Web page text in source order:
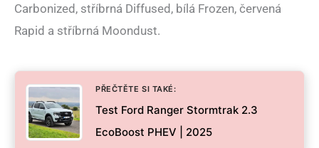
Carbonized, stříbrná Diffused, bílá Frozen, červená
Rapid a stříbrná Moondust.
PŘEČTĚTE SI TAKÉ:
Test Ford Ranger Stormtrak 2.3
EcoBoost PHEV | 2025